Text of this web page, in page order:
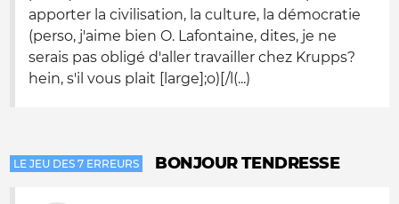
apporter la civilisation, la culture, la démocratie
(perso, j'aime bien O. Lafontaine, dites, je ne
serais pas obligé d'aller travailler chez Krupps?
hein, s'il vous plait [large];o)[/l(...)
LE JEU DES 7 ERREURS BONJOUR TENDRESSE